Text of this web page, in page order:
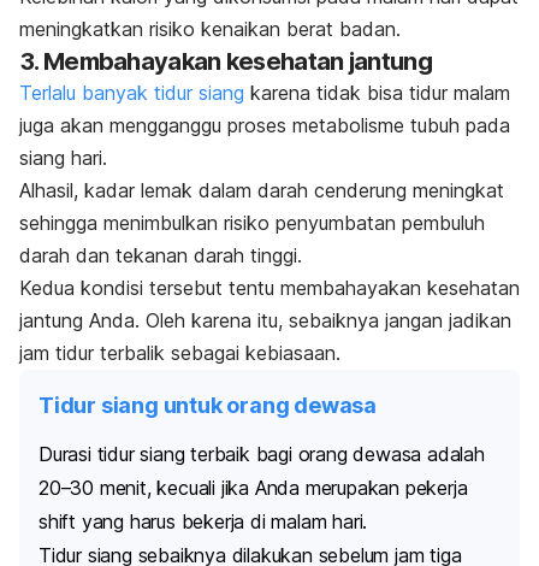
meningkatkan risiko kenaikan berat badan.
3. Membahayakan kesehatan jantung
Terlalu banyak tidur siang karena tidak bisa tidur malam
juga akan mengganggu proses metabolisme tubuh pada
siang hari.
Alhasil, kadar lemak dalam darah cenderung meningkat
sehingga menimbulkan risiko penyumbatan pembuluh
darah dan tekanan darah tinggi.
Kedua kondisi tersebut tentu membahayakan kesehatan
jantung Anda. Oleh karena itu, sebaiknya jangan jadikan
jam tidur terbalik sebagai kebiasaan.
Tidur siang untuk orang dewasa
Durasi tidur siang terbaik bagi orang dewasa adalah
20–30 menit, kecuali jika Anda merupakan pekerja
shift yang harus bekerja di malam hari.
Tidur siang sebaiknya dilakukan sebelum jam tiga